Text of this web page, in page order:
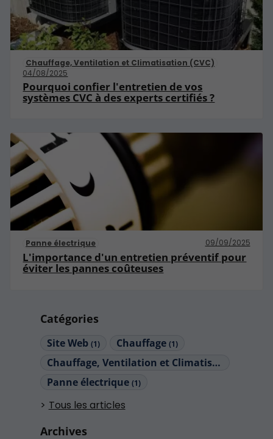
Catégories
Site Web (1) Chauffage(1)
Chauffage, Ventilation et Climatisation (CVC)
Panne électrique (1)
Tous les articles
Archives
Chauffage, Ventilation et Climatisation (CVC)
04/08/2025
Pourquoi confier l'entretien de vos
systèmes CVC à des experts certifiés ?
Panne électrique 09/09/2025
L'importance d'un entretien préventif pour
éviter les pannes coûteuses